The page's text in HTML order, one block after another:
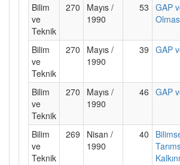
Bilim
ve
Teknik
270
Mayıs /
1990
53 GAP
Bilim
ve
Teknik
270
Mayıs /
1990
39 GAP
Bilim
ve
Teknik
270
Mayıs /
1990
46 GAP
Bilim
ve
Teknik
269
Nisan /
1990
40